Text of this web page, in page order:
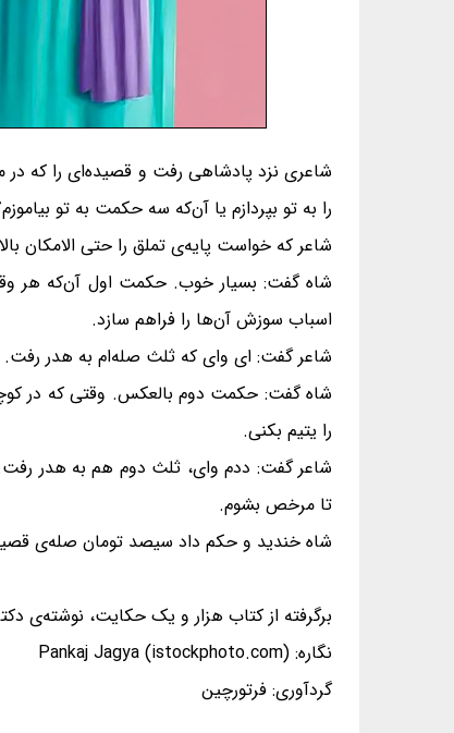
شاعری نزد پادشاهی رفت و قصیده‌ای را که
را به تو بپردازم یا آن‌که سه حکمت به تو
شاعر که خواست پایه‌ی تملق را حتی الامکان
شاه گفت: بسیار خوب. حکمت اول آن‌که هر
اسباب سوزش آن‌ها را فراهم سازد.
شاعر گفت: ای وای که ثلث صله‌ام به هدر رفت.
شاه گفت: حکمت دوم بالعکس. وقتی که در
را یتیم بکنی.
شاعر گفت: ددم وای، ثلث دوم هم به هدر
تا مرخص بشوم.
شاه خندید و حکم داد سیصد تومان صله‌ی
برگرفته از کتاب هزار و یک حکایت، نوشته‌ی
نگاره: Pankaj Jagya (istockphoto.com)
گردآوری: فرتورچین